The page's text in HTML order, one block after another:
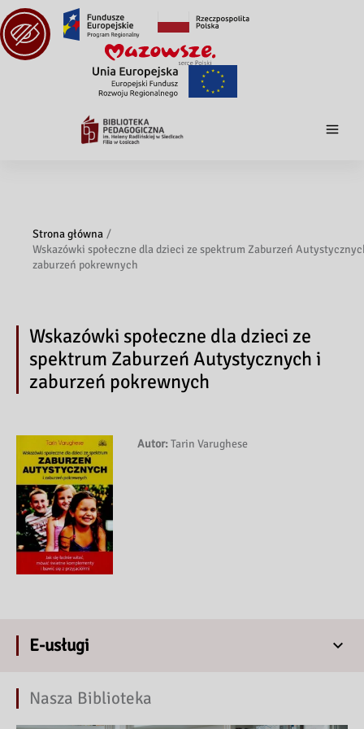
Strona główna
Wskazówki społeczne dla dzieci ze spektrum Zaburzeń
zaburzeń pokrewnych
Wskazówki społeczne dla dzieci ze
spektrum Zaburzeń Autystycznych i
zaburzeń pokrewnych
Autor:Tarin Varughese
E-usługi
Nasza Biblioteka